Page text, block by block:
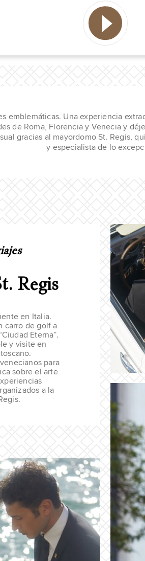
emblemáticas. Una experiencia
de Roma, Florencia y Venecia y
gracias al mayordomo St. Regis,
y especialista de lo
Regis
en Italia.
carro de golf a
Eterna”.
y visite en
para
sobre el arte
a la